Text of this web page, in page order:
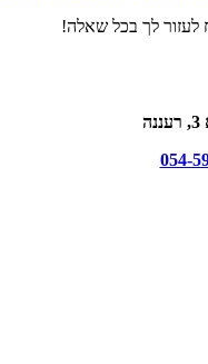
לעזור לך בכל שאלה!
054-